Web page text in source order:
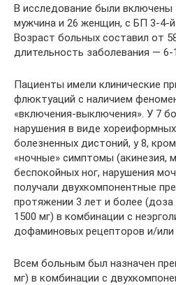
В исследование были включены
мужчина и 26 женщин, с БП 3-4-й
Возраст больных составил от
длительность заболевания — 6-
Пациенты имели клинические
флюктуаций с наличием
«включения-выключения». У 7
нарушения в виде
болезненных дистоний, у 8,
«ночные» симптомы (акинезия,
беспокойных ног, нарушения
получали двухкомпонентные
протяжении 3 лет и более
1500 мг) в комбинации с
дофаминовых рецепторов и/
Всем больным был назначен
мг) в комбинации с